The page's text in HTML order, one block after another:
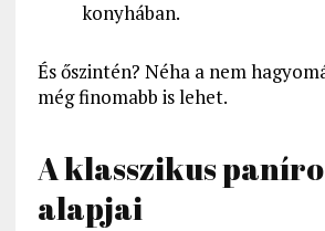
konyhában.
És őszintén? Néha a nem
még finomabb is lehet.
A klasszikus
alapjai